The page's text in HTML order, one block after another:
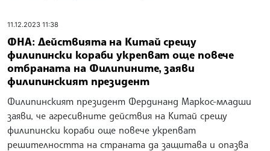
11.12.2023 11:38
ФНА: Действията на Китай срещу
филипински кораби укрепват още повече
отбраната на Филипините, заяви
филипинският президент
Филипинският президент Фердинанд Маркос-младши
заяви, че агресивните действия на Китай срещу
филипински кораби още повече укрепват
решителността на страната да защитава и опазва